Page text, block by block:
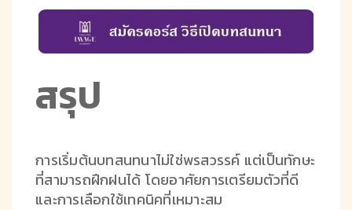
สรุป
การเริ่มต้นบทสนทนาไม่ใช่พรสวรรค์ แต่เป็นทักษะ
ที่สามารถฝึกฝนได้ โดยอาศัยการเตรียมตัวที่ดี
และการเลือกใช้เทคนิคที่เหมาะสม